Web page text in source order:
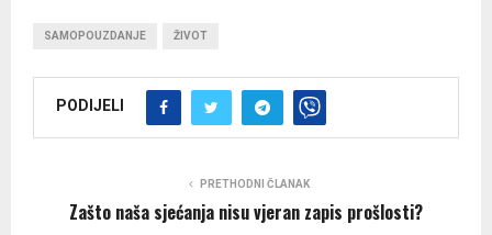
SAMOPOUZDANJE ŽIVOT
PODIJELI
PRETHODNI ČLANAK
Zašto naša sjećanja nisu vjeran zapis prošlosti?